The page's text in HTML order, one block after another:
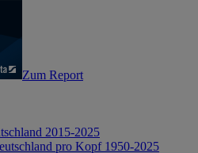
Zum Report
2015-2025
pro Kopf 1950-2025